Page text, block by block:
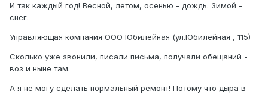
И так каждый год! Весной, летом, осенью - дождь. Зимой -
снег.
Управляющая компания ООО Юбилейная (ул.Юбилейная , 115)
Сколько уже звонили, писали письма, получали обещаний -
воз и ныне там.
А я не могу сделать нормальный ремонт! Потому что дыра в